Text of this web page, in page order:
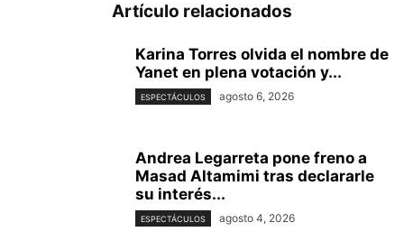
Artículo relacionados
Karina Torres olvida el nombre de
Yanet en plena votación y...
ESPECTÁCULOS agosto 6, 2026
Andrea Legarreta pone freno a
Masad Altamimi tras declararle
su interés...
ESPECTÁCULOS agosto 4, 2026